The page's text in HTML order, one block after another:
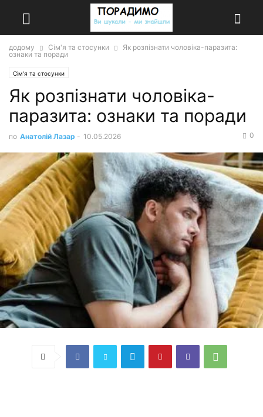
додому Сім'я та стосунки
Як розпізнати чоловіка-паразита:
ознаки та поради
Сім'я та стосунки
Як розпізнати чоловіка-
паразита: ознаки та поради
по Анатолій Лазар - 10.05.2026 0